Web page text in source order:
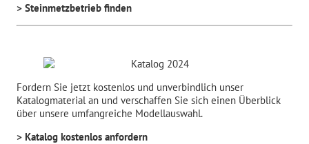
> Steinmetzbetrieb finden
Fordern Sie jetzt kostenlos und unverbindlich unser
Katalogmaterial an und verschaffen Sie sich einen Überblick
über unsere umfangreiche Modellauswahl.
> Katalog kostenlos anfordern